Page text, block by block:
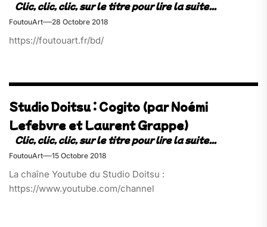
FoutouArt 28 Octobre 2018
https://foutouart.fr/bd/
Studio Doitsu : Cogito (par Noémi
Lefebvre et Laurent Grappe)
FoutouArt 15 Octobre 2018
La chaîne Youtube du Studio Doitsu :
https://www.youtube.com/channel